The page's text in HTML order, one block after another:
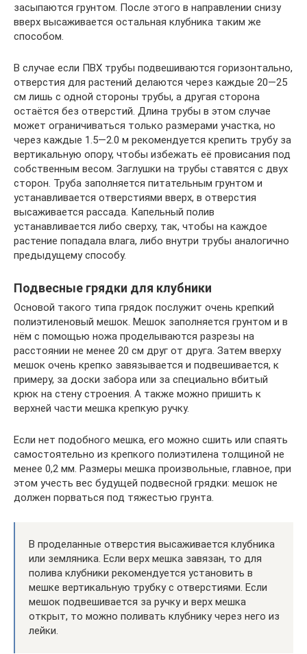
засыпаются грунтом. После этого в направлении снизу
вверх высаживается остальная клубника таким же
способом.
В случае если ПВХ трубы подвешиваются горизонтально,
отверстия для растений делаются через каждые 20—25
см лишь с одной стороны трубы, а другая сторона
остаётся без отверстий. Длина трубы в этом случае
может ограничиваться только размерами участка, но
через каждые 1.5—2.0 м рекомендуется крепить трубу за
вертикальную опору, чтобы избежать её провисания под
собственным весом. Заглушки на трубы ставятся с двух
сторон. Труба заполняется питательным грунтом и
устанавливается отверстиями вверх, в отверстия
высаживается рассада. Капельный полив
устанавливается либо сверху, так, чтобы на каждое
растение попадала влага, либо внутри трубы аналогично
предыдущему способу.
Подвесные грядки для клубники
Основой такого типа грядок послужит очень крепкий
полиэтиленовый мешок. Мешок заполняется грунтом и в
нём с помощью ножа проделываются разрезы на
расстоянии не менее 20 см друг от друга. Затем вверху
мешок очень крепко завязывается и подвешивается, к
примеру, за доски забора или за специально вбитый
крюк на стену строения. А также можно пришить к
верхней части мешка крепкую ручку.
Если нет подобного мешка, его можно сшить или спаять
самостоятельно из крепкого полиэтилена толщиной не
менее 0,2 мм. Размеры мешка произвольные, главное, при
этом учесть вес будущей подвесной грядки: мешок не
должен порваться под тяжестью грунта.
В проделанные отверстия высаживается клубника
или земляника. Если верх мешка завязан, то для
полива клубники рекомендуется установить в
мешке вертикальную трубку с отверстиями. Если
мешок подвешивается за ручку и верх мешка
открыт, то можно поливать клубнику через него из
лейки.